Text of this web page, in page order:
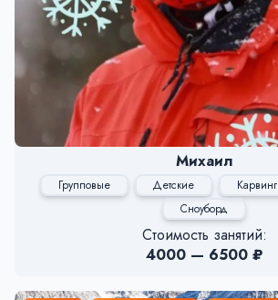
Михаил
Групповые Детские Карвинг
Сноуборд
Стоимость занятий:
4000 — 6500 ₽